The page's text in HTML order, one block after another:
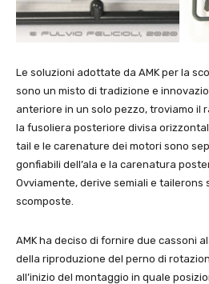
Le soluzioni adottate da AMK per la
sono un misto di tradizione e
anteriore in un solo pezzo, troviamo il
la fusoliera posteriore divisa
tail e le carenature dei motori sono
gonfiabili dell’ala e la carenatura
Ovviamente, derive semiali e tailerons
scomposte.
AMK ha deciso di fornire due cassoni
della riproduzione del perno di
all’inizio del montaggio in quale